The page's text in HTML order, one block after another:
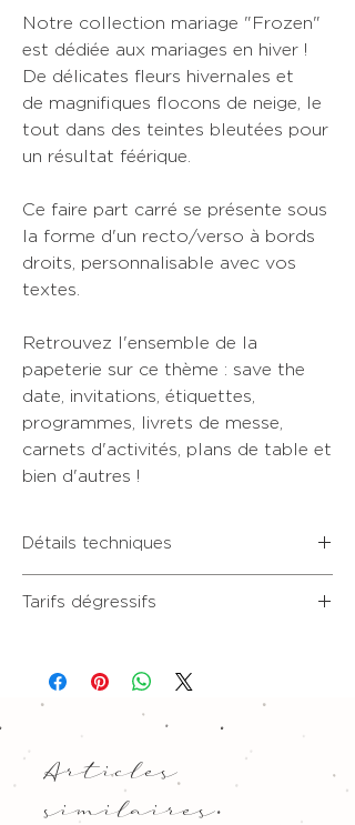
Notre collection mariage "Frozen"
est dédiée aux mariages en hiver !
De délicates fleurs hivernales et
de magnifiques flocons de neige, le
tout dans des teintes bleutées pour
un résultat féérique.
Ce faire part carré se présente sous
la forme d'un recto/verso à bords
droits, personnalisable avec vos
textes.
Retrouvez l'ensemble de la
papeterie sur ce thème : save the
date, invitations, étiquettes,
programmes, livrets de messe,
carnets d'activités, plans de table et
bien d'autres !
Détails techniques
14x14 cm, recto verso
Tarifs dégressifs
• 30 exemplaires : 1,60€ l'unité
• 40 exemplaires : 1,25€ l'unité
• 60 exemplaires : 0,88€ l'unité
• 70 exemplaires : 0,80€ l'unité
• 80 exemplaires : 0,73€ l'unité
Articles
similaires